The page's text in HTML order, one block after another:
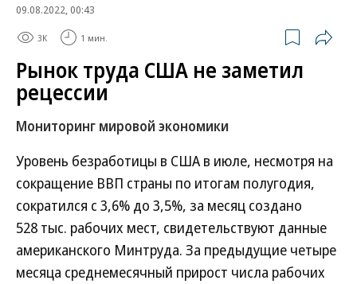
09.08.2022, 00:43
3K 1 мин.
Рынок труда США не заметил
рецессии
Мониторинг мировой экономики
Уровень безработицы в США в июле, несмотря на
сокращение ВВП страны по итогам полугодия,
сократился с 3,6% до 3,5%, за месяц создано
528 тыс. рабочих мест, свидетельствуют данные
американского Минтруда. За предыдущие четыре
месяца среднемесячный прирост числа рабочих